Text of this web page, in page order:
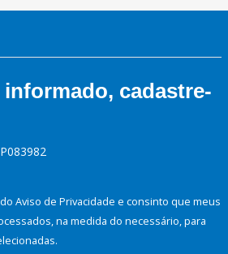
informado, cadastre-
Aviso de Privacidade e consinto que meus
na medida do necessário, para